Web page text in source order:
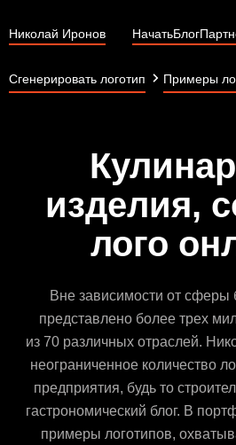
Николай Иронов НачатьБлог
Сгенерировать логотип Примеры
изделия,
лого
Вне зависимости от сферы
представлено более трех
из 70 различных отраслей.
неограниченное количество
предприятия, будь то
гастрономический блог. В
примеры логотипов,